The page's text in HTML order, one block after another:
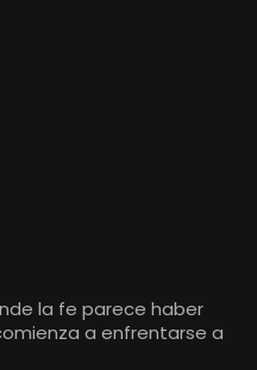
la fe parece haber
a enfrentarse a